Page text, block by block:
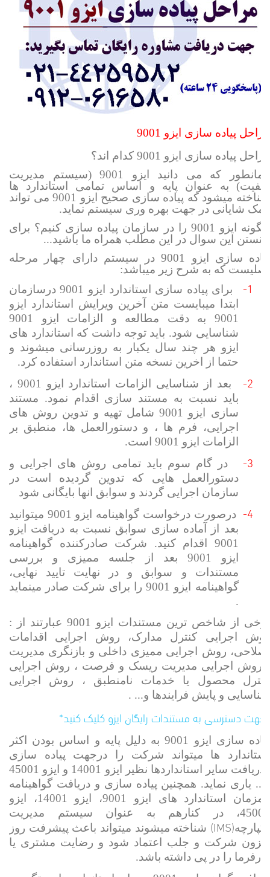
مراحل پیاده سازی ایزو 9001
مراحل پیاده سازی ایزو 9001 کدام اند؟
همانطور که می دانید ایزو 9001 (سیستم مدیریت
کیفیت) به عنوان پایه و اساس تمامی استاندارد ها
شناخته میشود که پیاده سازی صحیح ایزو 9001 می تواند
کمک شایانی در جهت بهره وری سیستم نماید.
چگونه ایزو 9001 را در سازمان پیاده سازی کنیم؟ برای
دانستن این سوال در این مطلب همراه ما باشید...
پیاده سازی ایزو 9001 در سیستم دارای چهار مرحله
اصلیست که به شرح زیر میباشد:
1-
برای پیاده سازی استاندارد ایزو 9001 درسازمان
ابتدا میبایست متن آخرین ویرایش استاندارد ایزو
9001 به دقت مطالعه و الزامات ایزو 9001
شناسایی شود. باید توجه داشت که استاندارد های
ایزو هر چند سال یکبار به روزرسانی میشوند و
حتما از اخرین نسخه متن استاندارد استفاده کرد.
2-
بعد از شناسایی الزامات استاندارد ایزو 9001 ،
باید نسبت به مستند سازی اقدام نمود. مستند
سازی ایزو 9001 شامل تهیه و تدوین روش های
اجرایی، فرم ها ، و دستورالعمل ها، منطبق بر
الزامات ایزو 9001 است.
3-
در گام سوم باید تمامی روش های اجرایی و
دستورالعمل هایی که تدوین گردیده است در
سازمان اجرایی گردند و سوابق انها بایگانی شود
4-
درصورت درخواست گواهینامه ایزو 9001 میتوانید
بعد از آماده سازی سوابق نسبت به دریافت ایزو
9001 اقدام کنید. شرکت صادرکننده گواهینامه
ایزو 9001 بعد از جلسه ممیزی و بررسی
مستندات و سوابق و در نهایت تایید نهایی،
گواهینامه ایزو 9001 را برای شرکت صادر مینماید
.
برخی از شاخص ترین مستندات ایزو 9001 عبارتند از :
روش اجرایی کنترل مدارک، روش اجرایی اقدامات
اصلاحی، روش اجرایی ممیزی داخلی و بازنگری مدیریت
، روش اجرایی مدیریت ریسک و فرصت ، روش اجرایی
کنترل محصول یا خدمات نامنطبق ، روش اجرایی
شناسایی و پایش فرایندها و... .
*جهت دسترسی به مستندات رایگان ایزو کلیک کنید*
پیاده سازی ایزو 9001 به دلیل پایه و اساس بودن اکثر
استاندارد ها میتواند شرکت را درجهت پیاده سازی
ودریافت سایر استانداردها نظیر ایزو 14001 و ایزو 45001
و... یاری نماید. همچنین پیاده سازی و دریافت گواهینامه
همزمان استاندارد های ایزو 9001، ایزو 14001، ایزو
45001، در کنارهم به عنوان سیستم مدیریت
یکپارچه(IMS) شناخته میشوند میتواند باعث پیشرفت روز
افزون شرکت و جلب اعتماد شود و رضایت مشتری یا
کارفرما را در پی داشته باشد.